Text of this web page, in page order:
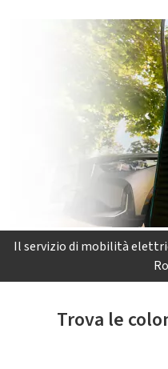
Il servizio di mobilità
Trova le